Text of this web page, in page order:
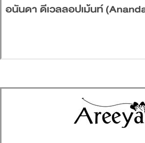
อนันดา ดีเวลลอปเม้นท์